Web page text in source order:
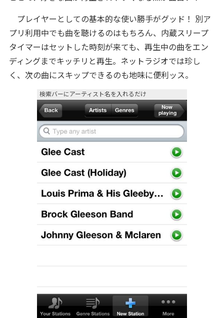
プレイヤーとしての基本的な使い勝手がグッド！ 別ア
プリ利用中でも曲を聴けるのはもちろん、内蔵スリープ
タイマーはセットした時刻が来ても、再生中の曲をエン
ディングまでキッチリと再生。ネットラジオでは珍し
く、次の曲にスキップできるのも地味に便利ッス。
検索バーにアーティスト名を入れるだけ